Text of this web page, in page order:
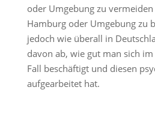
oder Umgebung zu
Hamburg oder Umgebung zu
jedoch wie überall in
davon ab, wie gut man sich
Fall beschäftigt und diesen
aufgearbeitet hat.